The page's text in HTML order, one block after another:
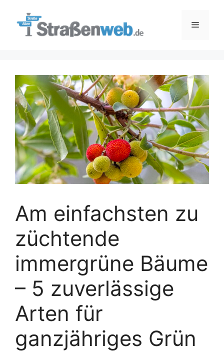
Menü
Am einfachsten zu
züchtende
immergrüne Bäume
– 5 zuverlässige
Arten für
ganzjähriges Grün